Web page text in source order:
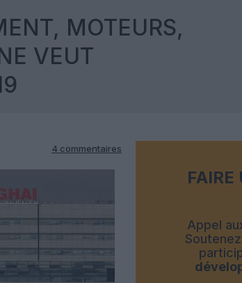
MOTEURS,
VEUT
4 commentaires
FAIRE
Appel